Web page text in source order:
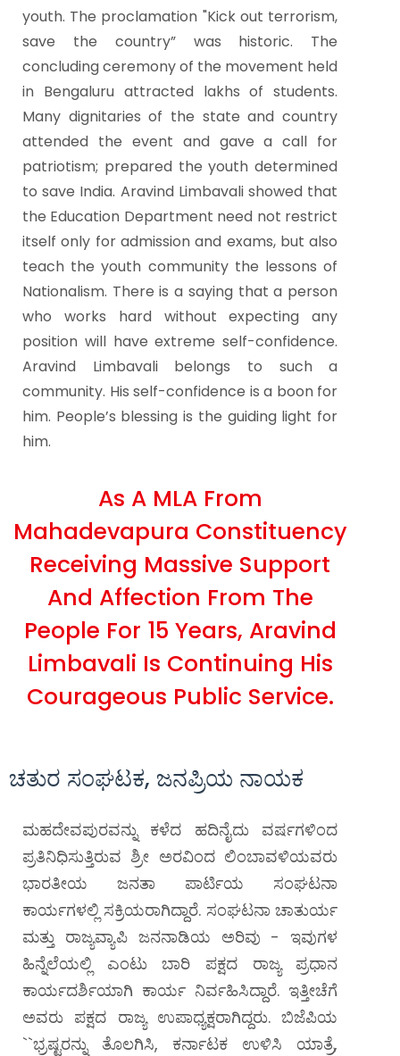
youth. The proclamation "Kick out terrorism,
save the country” was historic. The
concluding ceremony of the movement held
in Bengaluru attracted lakhs of students.
Many dignitaries of the state and country
attended the event and gave a call for
patriotism; prepared the youth determined
to save India. Aravind Limbavali showed that
the Education Department need not restrict
itself only for admission and exams, but also
teach the youth community the lessons of
Nationalism. There is a saying that a person
who works hard without expecting any
position will have extreme self-confidence.
Aravind Limbavali belongs to such a
community. His self-confidence is a boon for
him. People’s blessing is the guiding light for
him.
As A MLA From
Mahadevapura Constituency
Receiving Massive Support
And Affection From The
People For 15 Years, Aravind
Limbavali Is Continuing His
Courageous Public Service.
ಚತುರ ಸಂಘಟಕ, ಜನಪ್ರಿಯ ನಾಯಕ
ಮಹದೇವಪುರವನ್ನು ಕಳೆದ ಹದಿನೈದು ವರ್ಷಗಳಿಂದ
ಪ್ರತಿನಿಧಿಸುತ್ತಿರುವ ಶ್ರೀ ಅರವಿಂದ ಲಿಂಬಾವಳಿಯವರು
ಭಾರತೀಯ ಜನತಾ ಪಾರ್ಟಿಯ ಸಂಘಟನಾ
ಕಾರ್ಯಗಳಲ್ಲಿ ಸಕ್ರಿಯರಾಗಿದ್ದಾರೆ. ಸಂಘಟನಾ ಚಾತುರ್ಯ
ಮತ್ತು ರಾಜ್ಯವ್ಯಾಪಿ ಜನನಾಡಿಯ ಅರಿವು - ಇವುಗಳ
ಹಿನ್ನೆಲೆಯಲ್ಲಿ ಎಂಟು ಬಾರಿ ಪಕ್ಷದ ರಾಜ್ಯ ಪ್ರಧಾನ
ಕಾರ್ಯದರ್ಶಿಯಾಗಿ ಕಾರ್ಯ ನಿರ್ವಹಿಸಿದ್ದಾರೆ. ಇತ್ತೀಚೆಗೆ
ಅವರು ಪಕ್ಷದ ರಾಜ್ಯ ಉಪಾಧ್ಯಕ್ಷರಾಗಿದ್ದರು. ಬಿಜೆಪಿಯ
``ಭ್ರಷ್ಟರನ್ನು ತೊಲಗಿಸಿ, ಕರ್ನಾಟಕ ಉಳಿಸಿ ಯಾತ್ರೆ,